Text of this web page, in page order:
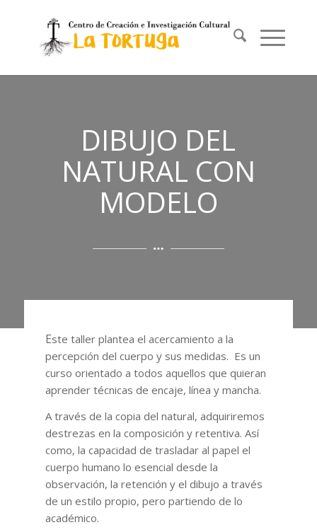
DIBUJO DEL
NATURAL CON
MODELO
Este taller plantea el acercamiento a la
percepción del cuerpo y sus medidas. Es un
curso orientado a todos aquellos que quieran
aprender técnicas de encaje, línea y mancha.
A través de la copia del natural, adquiriremos
destrezas en la composición y retentiva. Así
como, la capacidad de trasladar al papel el
cuerpo humano lo esencial desde la
observación, la retención y el dibujo a través
de un estilo propio, pero partiendo de lo
académico.